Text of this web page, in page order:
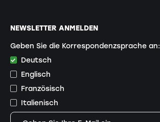
NEWSLETTER ANMELDEN
Geben Sie die Korrespondenzsprache an:
Deutsch
Englisch
Französisch
Italienisch